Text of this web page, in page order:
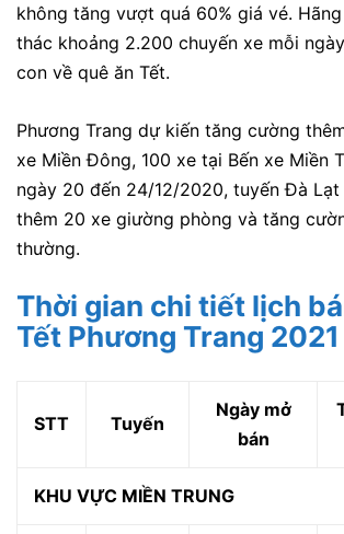
không tăng vượt quá 60% giá vé.
thác khoảng 2.200 chuyến xe mỗi
con về quê ăn Tết.
Phương Trang dự kiến tăng cường
xe Miền Đông, 100 xe tại Bến xe Miền
ngày 20 đến 24/12/2020, tuyến Đà Lạt
thêm 20 xe giường phòng và tăng
thường.
Thời gian chi tiết lịch
Tết Phương Trang 2021
STT Tuyến
Ngày mở
bán
KHU VỰC MIỀN TRUNG